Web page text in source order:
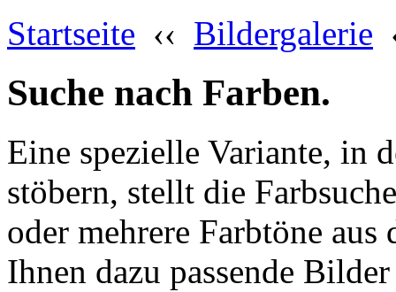
Startseite ‹‹ Bildergalerie
Suche nach Farben.
Eine spezielle Variante, in
stöbern, stellt die
oder mehrere Farbtöne
Ihnen dazu passende